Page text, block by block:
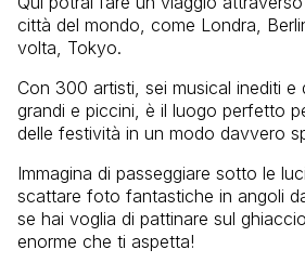
città del mondo, come Londra,
volta, Tokyo.
Con 300 artisti, sei musical inediti e
grandi e piccini, è il luogo perfetto
delle festività in un modo davvero
Immagina di passeggiare sotto le
scattare foto fantastiche in angoli
se hai voglia di pattinare sul
enorme che ti aspetta!